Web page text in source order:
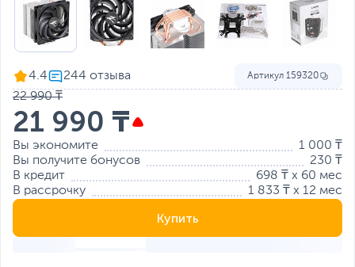
4.4 Артикул 159320
22 990 ₸
21 990 ₸
Вы экономите
1 000 ₸
Вы получите бонусов
230 ₸
В кредит
698 ₸ x 60 мес
В рассрочку
1 833 ₸ x 12 мес
Купить